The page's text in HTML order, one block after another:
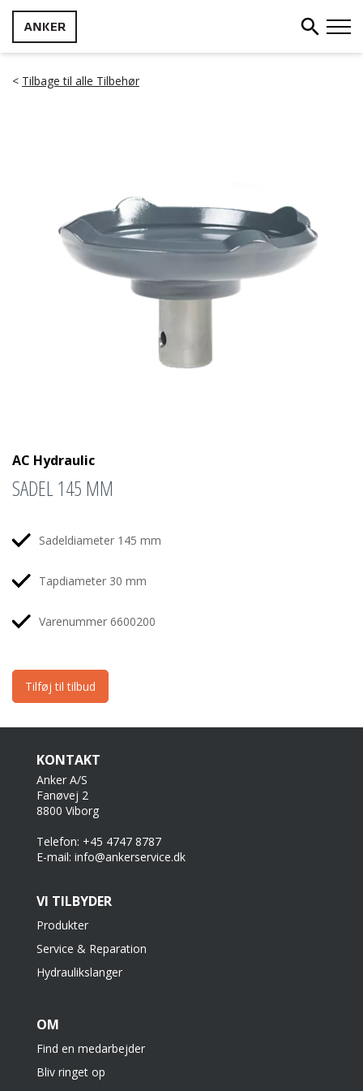
< Tilbage til alle Tilbehør
AC Hydraulic
SADEL 145 MM
Sadeldiameter 145 mm
Tapdiameter 30 mm
Varenummer 6600200
Tilføj til tilbud
KONTAKT
Anker A/S
Fanøvej 2
8800 Viborg
Telefon: +45 4747 8787
E-mail: info@ankerservice.dk
VI TILBYDER
Produkter
Service & Reparation
Hydraulikslanger
OM
Find en medarbejder
Bliv ringet op